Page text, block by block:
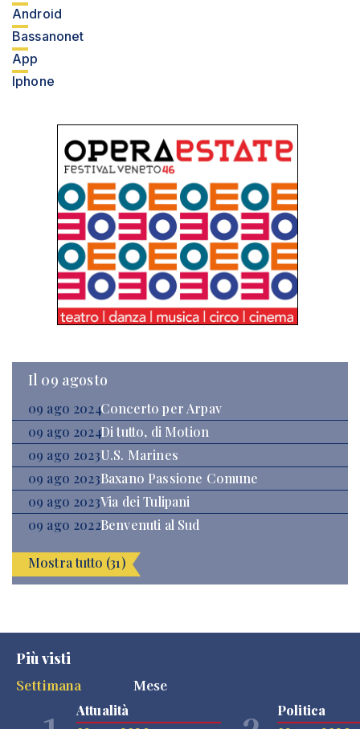
Android
Bassanonet
App
Iphone
Il 09 agosto
09 ago 2024Concerto per Arpav
09 ago 2024Di tutto, di Motion
09 ago 2023U.S. Marines
09 ago 2023Baxano Passione Comune
09 ago 2023Via dei Tulipani
09 ago 2022Benvenuti al Sud
Mostra tutto (31)
Più visti
Settimana
Mese
Attualità Politica